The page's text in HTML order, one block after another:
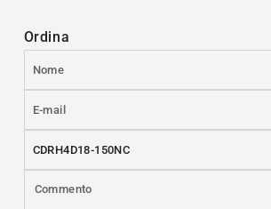
Ordina
mail
Commento